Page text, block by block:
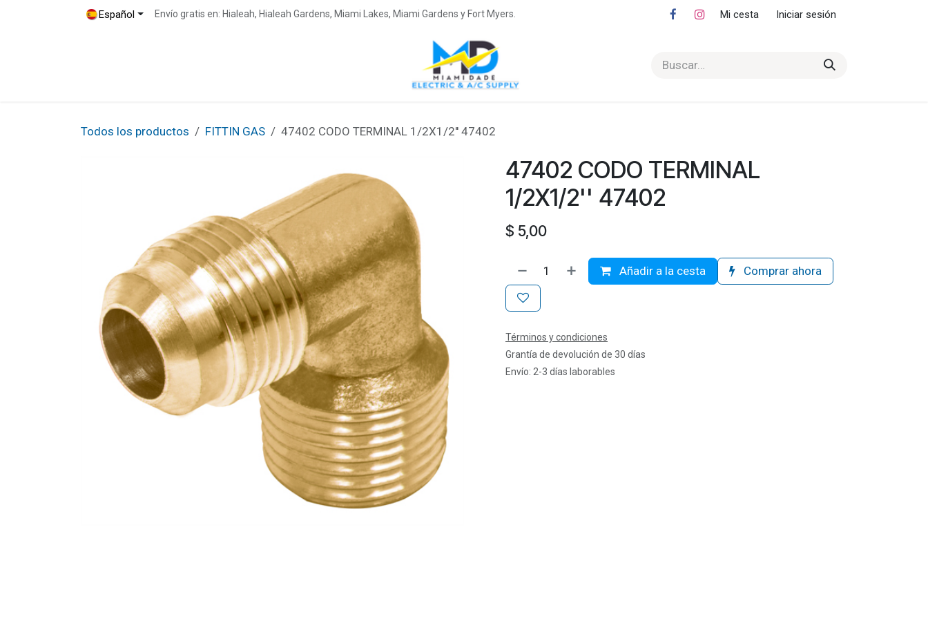
Español Envío gratis en: Hialeah, Hialeah Gardens, Miami Lakes, Miami Gardens y Fort Myers. Mi cesta Iniciar sesión
Todos los productos FITTIN GAS 47402 CODO TERMINAL 1/2X1/2'' 47402
47402 CODO TERMINAL
1/2X1/2'' 47402
$ 5,00
Añadir a la cesta Comprar ahora
Términos y condiciones
Grantía de devolución de 30 días
Envío: 2-3 días laborables